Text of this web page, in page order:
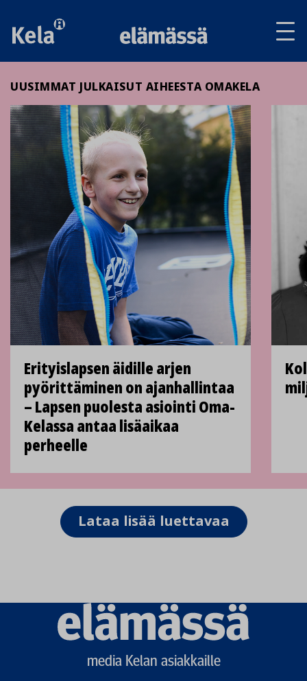
UUSIMMAT JULKAISUT AIHEESTA OMAKELA
Erityislapsen äidille arjen
pyörittäminen on ajan­hallintaa
– Lapsen puolesta asiointi Oma­
Kelassa antaa lisä­aikaa
perheelle
Lataa lisää luettavaa
Elämässä
logo
media Kelan asiakkaille